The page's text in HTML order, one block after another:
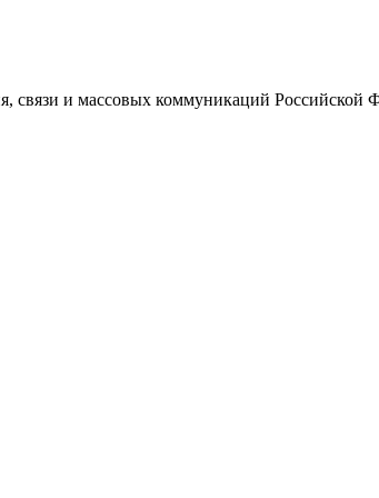
связи и массовых коммуникаций Российской